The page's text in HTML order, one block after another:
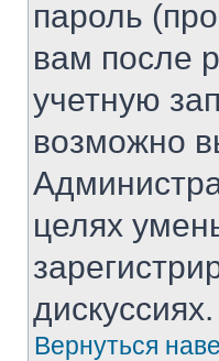
пароль
вам после
учетную
возможно
целях
дискуссиях.
Вернуться